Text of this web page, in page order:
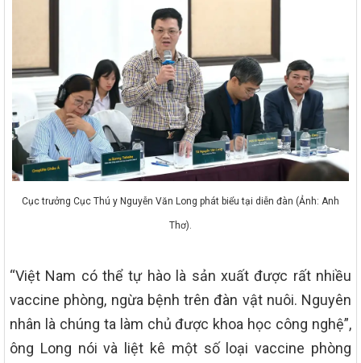
Cục trưởng Cục Thú y Nguyễn Văn Long phát biểu tại diễn đàn (Ảnh: Anh
Thơ).
“Việt Nam có thể tự hào là sản xuất được rất nhiều
vaccine phòng, ngừa bệnh trên đàn vật nuôi. Nguyên
nhân là chúng ta làm chủ được khoa học công nghệ”,
ông Long nói và liệt kê một số loại vaccine phòng